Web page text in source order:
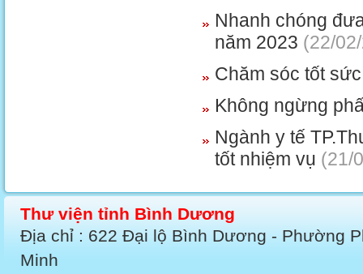
Nhanh chóng
năm 2023 (22/
Chăm sóc tốt
Không ngừng
Ngành y tế
tốt nhiệm vụ (21/
Thư viện tỉnh Bình Dương
Địa chỉ : 622 Đại lộ Bình Dương - Phường
Minh